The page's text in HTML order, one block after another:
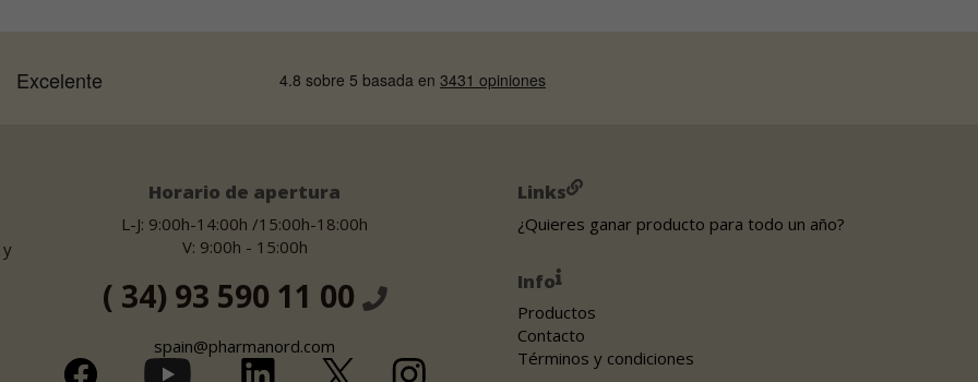
y
Horario de apertura
L-J: 9:00h-14:00h /15:00h-18:00h
V: 9:00h - 15:00h
( 34) 93 590 11 00
spain@pharmanord.com
Links
¿Quieres ganar producto para todo un año?
Info
Productos
Contacto
Términos y condiciones